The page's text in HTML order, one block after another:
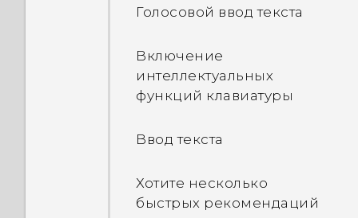
съемного накопителя и
копию фотографий и
обратно?
Голосовой ввод текста
Включение
интеллектуальных
функций клавиатуры
Ввод текста
Хотите несколько
быстрых рекомендаций